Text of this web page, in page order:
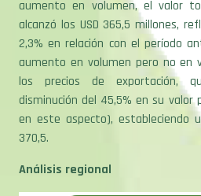
2,3% en relación con el período
aumento en volumen pero no en
los precios de exportación,
disminución del 45,5% en su valor
en este aspecto), estableciendo
370,5.
Análisis regional